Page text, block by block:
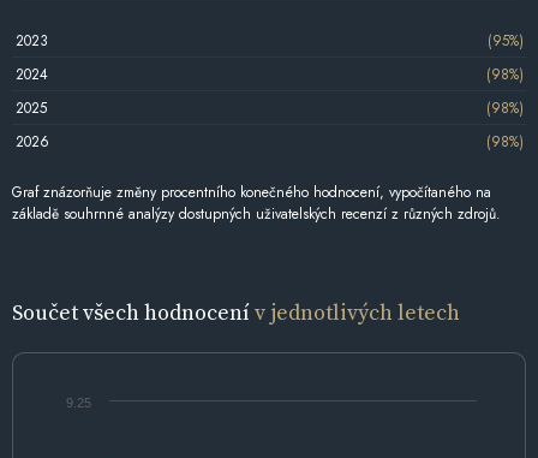
2023
(95%)
2024
(98%)
2025
(98%)
2026
(98%)
Graf znázorňuje změny procentního konečného hodnocení, vypočítaného na
základě souhrnné analýzy dostupných uživatelských recenzí z různých zdrojů.
Součet všech hodnocenív jednotlivých letech
9.25